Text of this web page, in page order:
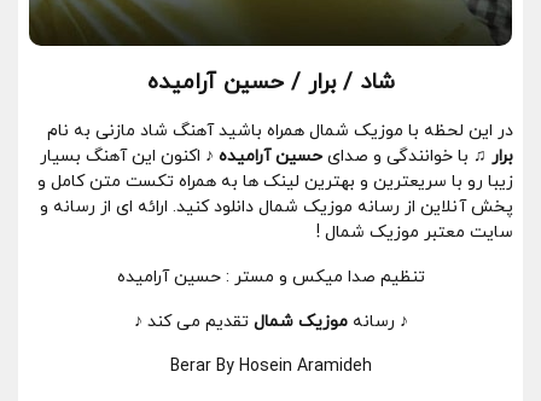
شاد / برار / حسین آرامیده
در این لحظه با موزیک شمال همراه باشید آهنگ شاد مازنی به نام
برار ♫ با خوانندگی و صدای حسین آرامیده ♪ اکنون این آهنگ بسیار
زیبا رو با سریعترین و بهترین لینک ها به همراه تکست متن کامل و
پخش آنلاین از رسانه موزیک شمال دانلود کنید. ارائه ای از رسانه و
سایت معتبر موزیک شمال !
تنظیم صدا میکس و مستر : حسین آرامیده
♪ رسانهموزیک شمال تقدیم می کند ♪
Berar By Hosein Aramideh